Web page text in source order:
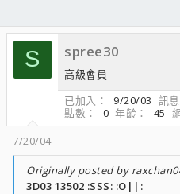
S spree30
高級會員
已加入
9/20/03 訊息
點數
0 年齡 45
7/20/04
Originally posted by
3D03 13502 :SSS: :O||: